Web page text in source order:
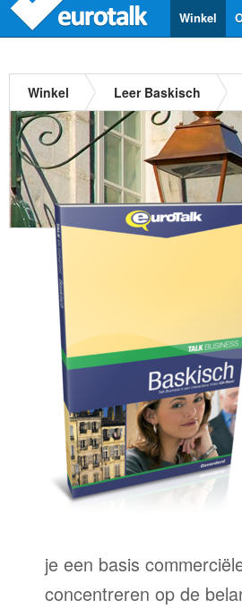
Winkel
Winkel Leer Baskisch
je een basis
concentreren op de